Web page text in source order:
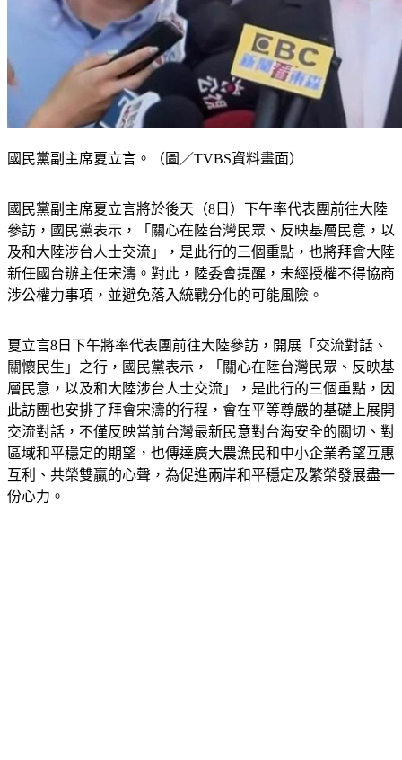
國民黨副主席夏立言。（圖／TVBS資料畫面）
國民黨副主席夏立言將於後天（8日）下午率代表團前往大陸
參訪，國民黨表示，「關心在陸台灣民眾、反映基層民意，以
及和大陸涉台人士交流」，是此行的三個重點，也將拜會大陸
新任國台辦主任宋濤。對此，陸委會提醒，未經授權不得協商
涉公權力事項，並避免落入統戰分化的可能風險。
夏立言8日下午將率代表團前往大陸參訪，開展「交流對話、
關懷民生」之行，國民黨表示，「關心在陸台灣民眾、反映基
層民意，以及和大陸涉台人士交流」，是此行的三個重點，因
此訪團也安排了拜會宋濤的行程，會在平等尊嚴的基礎上展開
交流對話，不僅反映當前台灣最新民意對台海安全的關切、對
區域和平穩定的期望，也傳達廣大農漁民和中小企業希望互惠
互利、共榮雙贏的心聲，為促進兩岸和平穩定及繁榮發展盡一
份心力。